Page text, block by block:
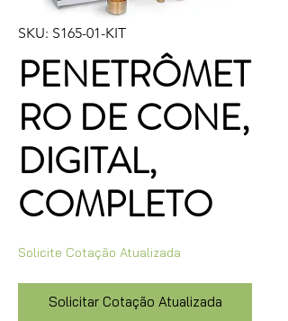
SKU: S165-01-KIT
PENETRÔMET
RO DE CONE,
DIGITAL,
COMPLETO
Solicite Cotação Atualizada
Solicitar Cotação Atualizada